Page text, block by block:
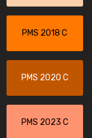
PMS 2018 C
PMS 2020 C
PMS 2023 C